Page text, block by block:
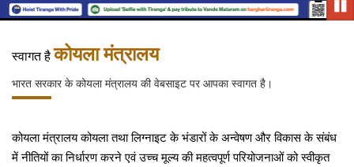
स्वागत हैकोयला मंत्रालय
भारत सरकार के कोयला मंत्रालय की वेबसाइट पर आपका स्वागत है।
कोयला मंत्रालय कोयला तथा लिग्नाइट के भंडारों के अन्वेषण और विकास के संबंध
में नीतियों का निर्धारण करने एवं उच्च मूल्य की महत्वपूर्ण परियोजनाओं को स्वीकृत